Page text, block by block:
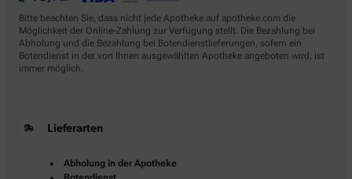
Bitte beachten Sie, dass nicht jede Apotheke auf apotheke.com die
Möglichkeit der Online-Zahlung zur Verfügung stellt. Die Bezahlung bei
Abholung und die Bezahlung bei Botendienstlieferungen, sofern ein
Botendienst in der von Ihnen ausgewählten Apotheke angeboten wird, ist
immer möglich.
Lieferarten
Abholung in der Apotheke